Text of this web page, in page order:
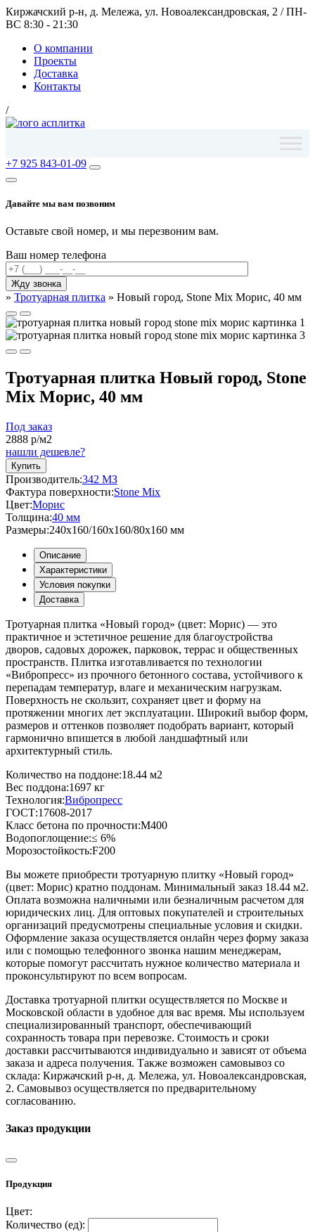
Киржачский р-н, д. Мележа, ул. Новоалександровская, 2 / ПН-
ВС 8:30 - 21:30
О компании
Проекты
Доставка
Контакты
/
+7 925 843-01-09
Давайте мы вам позвоним
Оставьте свой номер, и мы перезвоним вам.
Ваш номер телефона
» Тротуарная плитка » Новый город, Stone Mix Морис, 40 мм
Тротуарная плитка Новый город, Stone
Mix Морис, 40 мм
Под заказ
2888 р/м2
нашли дешевле?
Купить
Производитель:342 МЗ
Фактура поверхности:Stone Mix
Цвет:Морис
Толщина:40 мм
Размеры:240x160/160x160/80x160 мм
Описание
Характеристики
Условия покупки
Доставка
Тротуарная плитка «Новый город» (цвет: Морис) — это
практичное и эстетичное решение для благоустройства
дворов, садовых дорожек, парковок, террас и общественных
пространств. Плитка изготавливается по технологии
«Вибропресс» из прочного бетонного состава, устойчивого к
перепадам температур, влаге и механическим нагрузкам.
Поверхность не скользит, сохраняет цвет и форму на
протяжении многих лет эксплуатации. Широкий выбор форм,
размеров и оттенков позволяет подобрать вариант, который
гармонично впишется в любой ландшафтный или
архитектурный стиль.
Количество на поддоне:18.44 м2
Вес поддона:1697 кг
Технология:Вибропресс
ГОСТ:17608-2017
Класс бетона по прочности:М400
Водопоглощение:≤ 6%
Морозостойкость:F200
Вы можете приобрести тротуарную плитку «Новый город»
(цвет: Морис) кратно поддонам. Минимальный заказ 18.44 м2.
Оплата возможна наличными или безналичным расчетом для
юридических лиц. Для оптовых покупателей и строительных
организаций предусмотрены специальные условия и скидки.
Оформление заказа осуществляется онлайн через форму заказа
или с помощью телефонного звонка нашим менеджерам,
которые помогут рассчитать нужное количество материала и
проконсультируют по всем вопросам.
Доставка тротуарной плитки осуществляется по Москве и
Московской области в удобное для вас время. Мы используем
специализированный транспорт, обеспечивающий
сохранность товара при перевозке. Стоимость и сроки
доставки рассчитываются индивидуально и зависят от объема
заказа и адреса получения. Также возможен самовывоз со
склада: Киржачский р-н, д. Мележа, ул. Новоалександровская,
2. Самовывоз осуществляется по предварительному
согласованию.
Заказ продукции
Продукция
Цвет:
Количество (ед):